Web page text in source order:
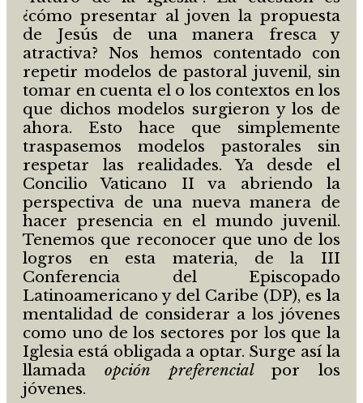
¿cómo presentar al joven la propuesta
de Jesús de una manera fresca y
atractiva? Nos hemos contentado con
repetir modelos de pastoral juvenil, sin
tomar en cuenta el o los contextos en los
que dichos modelos surgieron y los de
ahora. Esto hace que simplemente
traspasemos modelos pastorales sin
respetar las realidades. Ya desde el
Concilio Vaticano II va abriendo la
perspectiva de una nueva manera de
hacer presencia en el mundo juvenil.
Tenemos que reconocer que uno de los
logros en esta materia, de la III
Conferencia del Episcopado
Latinoamericano y del Caribe (DP), es la
mentalidad de considerar a los jóvenes
como uno de los sectores por los que la
Iglesia está obligada a optar. Surge así la
llamada opción preferencialpor los
jóvenes.